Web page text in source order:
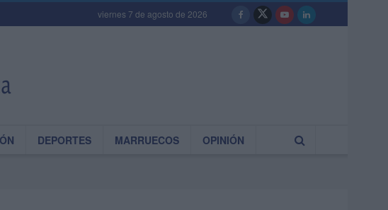
viernes 7 de agosto de 2026
DEPORTES MARRUECOS OPINIÓN